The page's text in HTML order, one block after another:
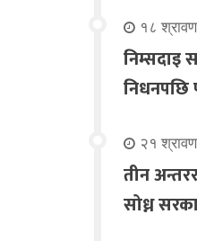
१८
निम्सदाइ
निधनपछि
२१
तीन
सोध्न